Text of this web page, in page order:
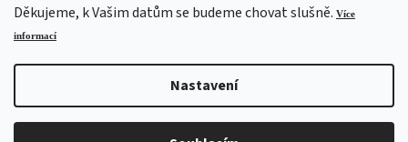
Děkujeme, k Vašim datům se budeme chovat slušně. Více
informací
Nastavení
Vytvořil Shoptet